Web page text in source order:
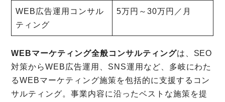
WEB広告運用コンサル
ティング
5万円～30万円／月
WEBマーケティング全般コンサルティングは、SEO
対策からWEB広告運用、SNS運用など、多岐にわた
るWEBマーケティング施策を包括的に支援するコン
サルティング。事業内容に沿ったベストな施策を提